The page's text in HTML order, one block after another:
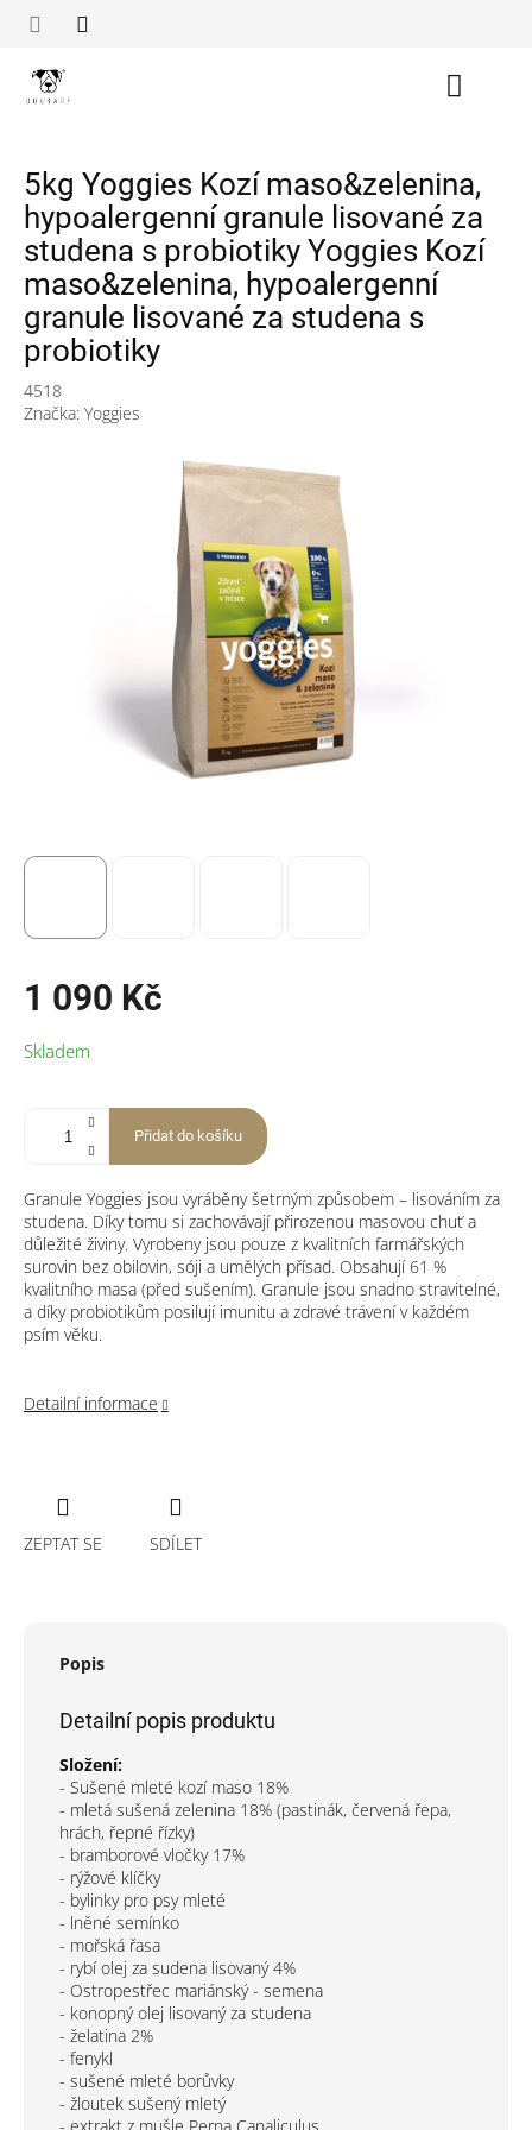
5kg Yoggies Kozí maso&zelenina,
hypoalergenní granule lisované za
studena s probiotiky Yoggies Kozí
maso&zelenina, hypoalergenní
granule lisované za studena s
probiotiky
4518
Značka: Yoggies
1 090 Kč
cena:
Skladem
Přidat do košíku
Granule Yoggies jsou vyráběny šetrným způsobem – lisováním za
studena. Díky tomu si zachovávají přirozenou masovou chuť a
důležité živiny. Vyrobeny jsou pouze z kvalitních farmářských
surovin bez obilovin, sóji a umělých přísad. Obsahují 61 %
kvalitního masa (před sušením). Granule jsou snadno stravitelné,
a díky probiotikům posilují imunitu a zdravé trávení v každém
psím věku.
Detailní informace
ZEPTAT SE SDÍLET
Popis
Detailní popis produktu
Složení:
- Sušené mleté kozí maso 18%
- mletá sušená zelenina 18% (pastinák, červená řepa,
hrách, řepné řízky)
- bramborové vločky 17%
- rýžové klíčky
- bylinky pro psy mleté
- lněné semínko
- mořská řasa
- rybí olej za sudena lisovaný 4%
- Ostropestřec mariánský - semena
- konopný olej lisovaný za studena
- želatina 2%
- fenykl
- sušené mleté borůvky
- žloutek sušený mletý